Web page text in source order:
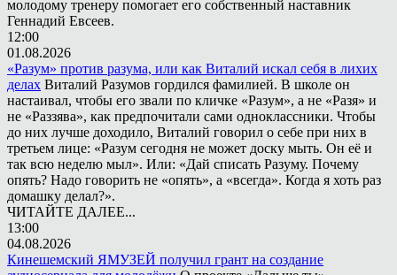
молодому тренеру помогает его собственный наставник
Геннадий Евсеев.
12:00
01.08.2026
«Разум» против разума, или как Виталий искал себя в лихих
делах Виталий Разумов гордился фамилией. В школе он
настаивал, чтобы его звали по кличке «Разум», а не «Разя» и
не «Раззява», как предпочитали сами одноклассники. Чтобы
до них лучше доходило, Виталий говорил о себе при них в
третьем лице: «Разум сегодня не может доску мыть. Он её и
так всю неделю мыл». Или: «Дай списать Разуму. Почему
опять? Надо говорить не «опять», а «всегда». Когда я хоть раз
домашку делал?».
ЧИТАЙТЕ ДАЛЕЕ...
13:00
04.08.2026
Кинешемский ЯМУЗЕЙ получил грант на создание